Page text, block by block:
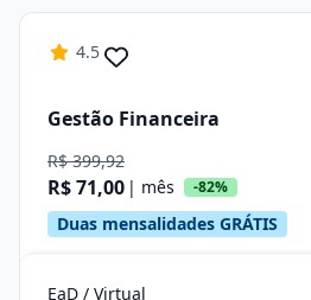
4.5
Gestão Financeira
R$ 399,92
R$ 71,00 | mês -82%
Duas mensalidades GRÁTIS
EaD / Virtual